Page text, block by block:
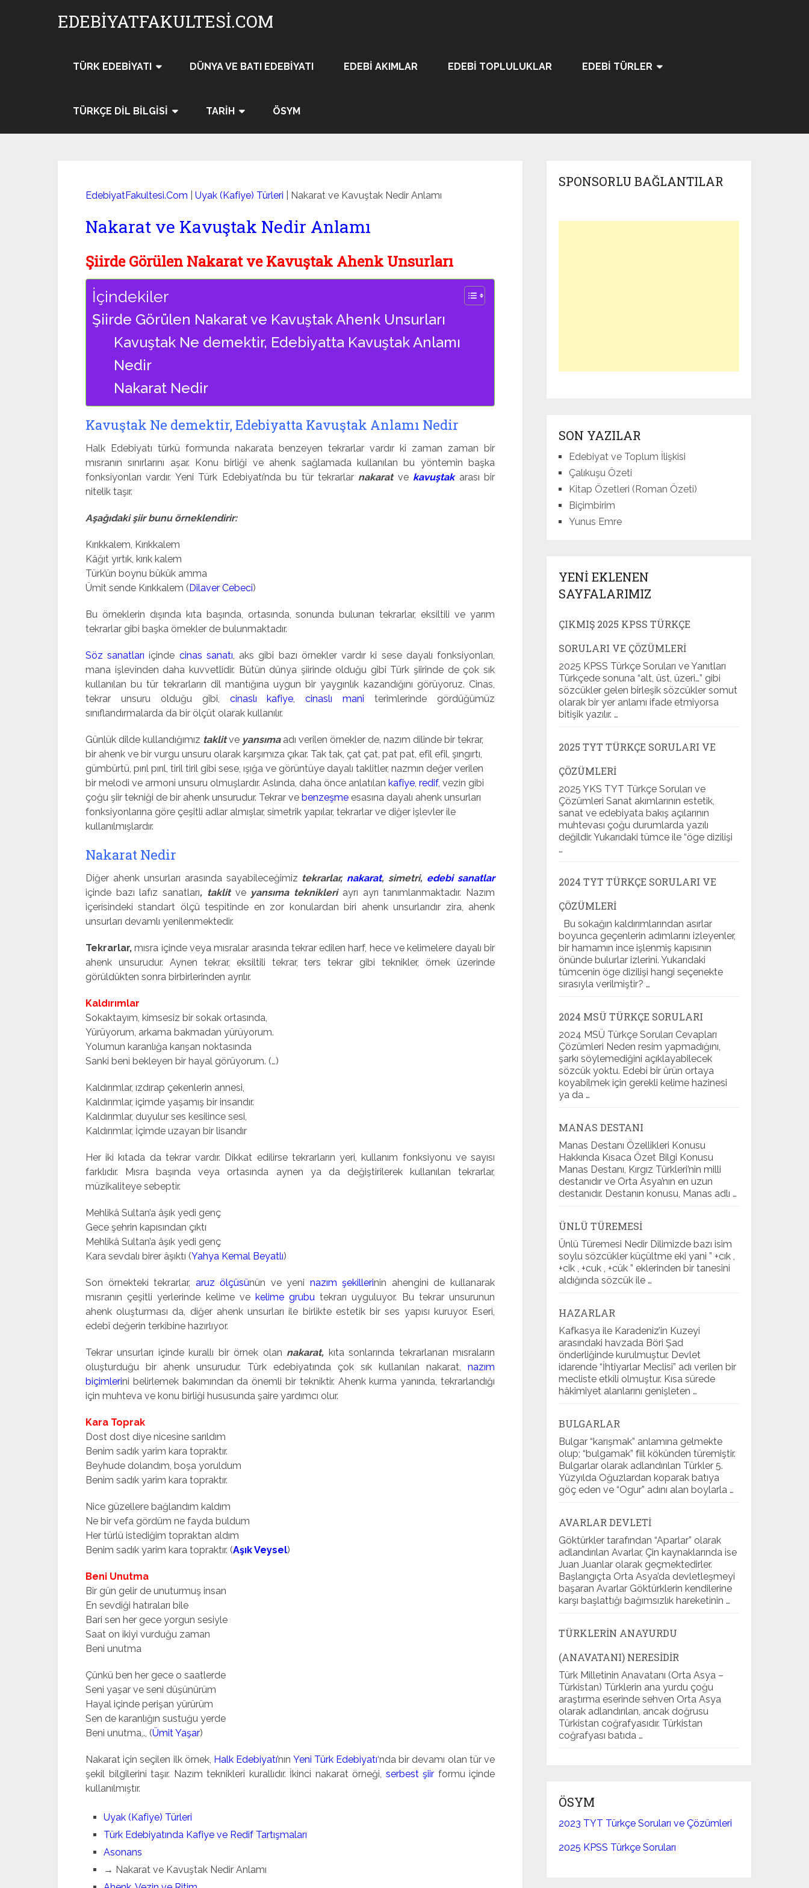
EDEBIYATFAKULTESI.COM
TÜRK EDEBIYATI DÜNYA VE BATI EDEBIYATI EDEBI AKIMLAR EDEBI TOPLULUKLAR EDEBI TÜRLER
TÜRKÇE DIL BILGISI TARIH ÖSYM
EdebiyatFakultesi.Com Uyak (Kafiye) Türleri Nakarat ve Kavuştak Nedir Anlamı
Nakarat ve Kavuştak Nedir Anlamı
Şiirde Görülen Nakarat ve Kavuştak Ahenk Unsurları
İçindekiler
Şiirde Görülen Nakarat ve Kavuştak Ahenk Unsurları
Kavuştak Ne demektir, Edebiyatta Kavuştak Anlamı
Nedir
Nakarat Nedir
Kavuştak Ne demektir, Edebiyatta Kavuştak Anlamı Nedir
Halk Edebiyatı türkü formunda nakarata benzeyen tekrarlar vardır ki zaman zaman bir
mısranın sınırlarını aşar. Konu birliği ve ahenk sağlamada kullanılan bu yöntemin başka
fonksiyonları vardır. Yeni Türk Edebiyatı’nda bu tür tekrarlar nakaratve kavuştak arası bir
nitelik taşır.
Aşağıdaki şiir bunu örneklendirir:
Kırıkkalem, Kırıkkalem
Kâğıt yırtık, kırık kalem
Türk’ün boynu bükük amma
Ümit sende Kırıkkalem (Dilaver Cebeci)
Bu örneklerin dışında kıta başında, ortasında, sonunda bulunan tekrarlar, eksiltili ve yarım
tekrarlar gibi başka örnekler de bulunmaktadır.
Söz sanatları içinde cinas sanatı, aks gibi bazı örnekler vardır ki sese dayalı fonksiyonları,
mana işlevinden daha kuvvetlidir. Bütün dünya şiirinde olduğu gibi Türk şiirinde de çok sık
kullanılan bu tür tekrarların dil mantığına uygun bir yaygınlık kazandığını görüyoruz. Cinas,
tekrar unsuru olduğu gibi, cinaslı kafiye,cinaslı mani terimlerinde gördüğümüz
sınıflandırmalarda da bir ölçüt olarak kullanılır.
Günlük dilde kullandığımız taklitve yansıma adı verilen örnekler de, nazım dilinde bir tekrar,
bir ahenk ve bir vurgu unsuru olarak karşımıza çıkar. Tak tak, çat çat, pat pat, efil efil, şıngırtı,
gümbürtü, pırıl pırıl, tiril tiril gibi sese, ışığa ve görüntüye dayalı taklitler, nazmın değer verilen
bir melodi ve armoni unsuru olmuşlardır. Aslında, daha önce anlatılan kafiye, redif, vezin gibi
çoğu şiir tekniği de bir ahenk unsurudur. Tekrar ve benzeşme esasına dayalı ahenk unsurları
fonksiyonlarına göre çeşitli adlar almışlar, simetrik yapılar, tekrarlar ve diğer işlevler ile
kullanılmışlardır.
Nakarat Nedir
Diğer ahenk unsurları arasında sayabileceğimiz tekrarlar, nakarat, simetri, edebi sanatlar
içinde bazı lafız sanatları, taklit ve yansıma teknikleriayrı ayrı tanımlanmaktadır. Nazım
içerisindeki standart ölçü tespitinde en zor konulardan biri ahenk unsurlarıdır zira, ahenk
unsurları devamlı yenilenmektedir.
Tekrarlar, mısra içinde veya mısralar arasında tekrar edilen harf, hece ve kelimelere dayalı bir
ahenk unsurudur. Aynen tekrar, eksiltili tekrar, ters tekrar gibi teknikler, örnek üzerinde
görüldükten sonra birbirlerinden ayrılır.
Kaldırımlar
Sokaktayım, kimsesiz bir sokak ortasında,
Yürüyorum, arkama bakmadan yürüyorum.
Yolumun karanlığa karışan noktasında
Sanki beni bekleyen bir hayal görüyorum. (…)
Kaldırımlar, ızdırap çekenlerin annesi,
Kaldırımlar, içimde yaşamış bir insandır.
Kaldırımlar, duyulur ses kesilince sesi,
Kaldırımlar, İçimde uzayan bir lisandır
Her iki kıtada da tekrar vardır. Dikkat edilirse tekrarların yeri, kullanım fonksiyonu ve sayısı
farklıdır. Mısra başında veya ortasında aynen ya da değiştirilerek kullanılan tekrarlar,
müzikaliteye sebeptir.
Mehlikâ Sultan’a âşık yedi genç
Gece şehrin kapısından çıktı
Mehlikâ Sultan’a âşık yedi genç
Kara sevdalı birer âşıktı (Yahya Kemal Beyatlı)
Son örnekteki tekrarlar, aruz ölçüsünün ve yeni nazım şekillerinin ahengini de kullanarak
mısranın çeşitli yerlerinde kelime ve kelime grubu tekrarı uyguluyor. Bu tekrar unsurunun
ahenk oluşturması da, diğer ahenk unsurları ile birlikte estetik bir ses yapısı kuruyor. Eseri,
edebî değerin terkibine hazırlıyor.
Tekrar unsurları içinde kurallı bir örnek olan nakarat, kıta sonlarında tekrarlanan mısraların
oluşturduğu bir ahenk unsurudur. Türk edebiyatında çok sık kullanılan nakarat, nazım
biçimlerini belirlemek bakımından da önemli bir tekniktir. Ahenk kurma yanında, tekrarlandığı
için muhteva ve konu birliği hususunda şaire yardımcı olur.
Kara Toprak
Dost dost diye nicesine sarıldım
Benim sadık yarim kara topraktır.
Beyhude dolandım, boşa yoruldum
Benim sadık yarim kara topraktır.
Nice güzellere bağlandım kaldım
Ne bir vefa gördüm ne fayda buldum
Her türlü istediğim topraktan aldım
Benim sadık yarim kara topraktır. (Aşık Veysel)
Beni Unutma
Bir gün gelir de unuturmuş insan
En sevdiği hatıraları bile
Bari sen her gece yorgun sesiyle
Saat on ikiyi vurduğu zaman
Beni unutma
Çünkü ben her gece o saatlerde
Seni yaşar ve seni düşünürüm
Hayal içinde perişan yürürüm
Sen de karanlığın sustuğu yerde
Beni unutma,., (Ümit Yaşar)
Nakarat için seçilen ilk örnek, Halk Edebiyatı’nın Yeni Türk Edebiyatı‘nda bir devamı olan tür ve
şekil bilgilerini taşır. Nazım teknikleri kurallıdır. İkinci nakarat örneği, serbest şiir formu içinde
kullanılmıştır.
Uyak (Kafiye) Türleri
Türk Edebiyatında Kafiye ve Redif Tartışmaları
Asonans
→ Nakarat ve Kavuştak Nedir Anlamı
SPONSORLU BAĞLANTILAR
SON YAZILAR
Edebiyat ve Toplum İlişkisi
Çalıkuşu Özeti
Kitap Özetleri (Roman Özeti)
Biçimbirim
Yunus Emre
YENI EKLENEN
SAYFALARIMIZ
ÇIKMIŞ 2025 KPSS TÜRKÇE
SORULARI VE ÇÖZÜMLERI
2025 KPSS Türkçe Soruları ve Yanıtları
Türkçede sonuna “alt, üst, üzeri…” gibi
sözcükler gelen birleşik sözcükler somut
olarak bir yer anlamı ifade etmiyorsa
bitişik yazılır. …
2025 TYT TÜRKÇE SORULARI VE
ÇÖZÜMLERI
2025 YKS TYT Türkçe Soruları ve
Çözümleri Sanat akımlarının estetik,
sanat ve edebiyata bakış açılarının
muhtevası çoğu durumlarda yazılı
değildir. Yukarıdaki tümce ile “öge dizilişi
…
2024 TYT TÜRKÇE SORULARI VE
ÇÖZÜMLERI
Bu sokağın kaldırımlarından asırlar
boyunca geçenlerin adımlarını izleyenler,
bir hamamın ince işlenmiş kapısının
önünde bulurlar izlerini. Yukarıdaki
tümcenin öge dizilişi hangi seçenekte
sırasıyla verilmiştir? …
2024 MSÜ TÜRKÇE SORULARI
2024 MSÜ Türkçe Soruları Cevapları
Çözümleri Neden resim yapmadığını,
şarkı söylemediğini açıklayabilecek
sözcük yoktu. Edebi bir ürün ortaya
koyabilmek için gerekli kelime hazinesi
ya da …
MANAS DESTANI
Manas Destanı Özellikleri Konusu
Hakkında Kısaca Özet Bilgi Konusu
Manas Destanı, Kırgız Türkleri’nin milli
destanıdır ve Orta Asya’nın en uzun
destanıdır. Destanın konusu, Manas adlı …
ÜNLÜ TÜREMESI
Ünlü Türemesi Nedir Dilimizde bazı isim
soylu sözcükler küçültme eki yani ” +cık ,
+cik , +cuk , +cük ” eklerinden bir tanesini
aldığında sözcük ile …
HAZARLAR
Kafkasya ile Karadeniz’in Kuzeyi
arasındaki havzada Böri Şad
önderliğinde kurulmuştur. Devlet
idarende “İhtiyarlar Meclisi” adı verilen bir
mecliste etkili olmuştur. Kısa sürede
hâkimiyet alanlarını genişleten …
BULGARLAR
Bulgar “karışmak” anlamına gelmekte
olup; “bulgamak” fiil kökünden türemiştir.
Bulgarlar olarak adlandırılan Türkler 5.
Yüzyılda Oğuzlardan koparak batıya
göç eden ve “Ogur” adını alan boylarla …
AVARLAR DEVLETI
Göktürkler tarafından “Aparlar” olarak
adlandırılan Avarlar, Çin kaynaklarında ise
Juan Juanlar olarak geçmektedirler.
Başlangıçta Orta Asya’da devletleşmeyi
başaran Avarlar Göktürklerin kendilerine
karşı başlattığı bağımsızlık hareketinin …
TÜRKLERIN ANAYURDU
(ANAVATANI) NERESIDIR
Türk Milletinin Anavatanı (Orta Asya –
Türkistan) Türklerin ana yurdu çoğu
araştırma eserinde sehven Orta Asya
olarak adlandırılan, ancak doğrusu
Türkistan coğrafyasıdır. Türkistan
coğrafyası batıda …
ÖSYM
2023 TYT Türkçe Soruları ve Çözümleri
2025 KPSS Türkçe Soruları